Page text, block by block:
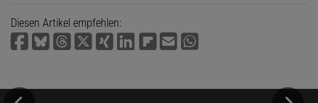
Diesen Artikel empfehlen: